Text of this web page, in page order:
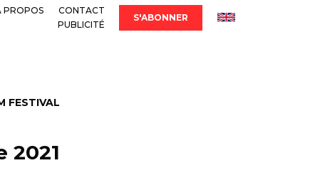
PROPOS
CONTACT
PUBLICITÉ
S'ABONNER
FESTIVAL
2021